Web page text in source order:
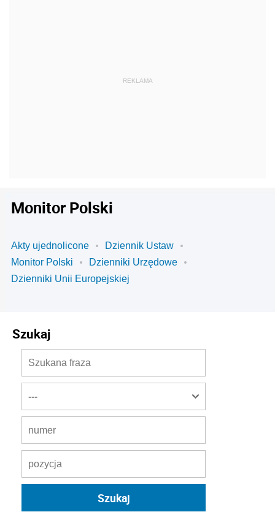
Monitor Polski
Akty ujednolicone
Dziennik Ustaw
Monitor Polski
Dzienniki Urzędowe
Dzienniki Unii Europejskiej
Szukaj